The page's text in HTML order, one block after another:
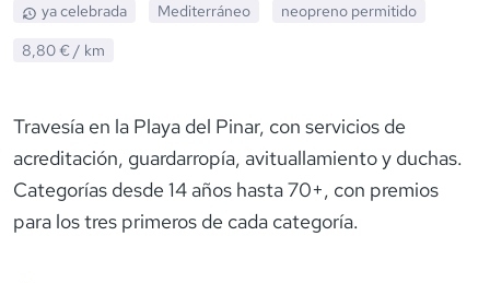
ya celebrada Mediterráneo neopreno permitido
8,80 € / km
Travesía en la Playa del Pinar, con servicios de
acreditación, guardarropía, avituallamiento y duchas.
Categorías desde 14 años hasta 70+, con premios
para los tres primeros de cada categoría.